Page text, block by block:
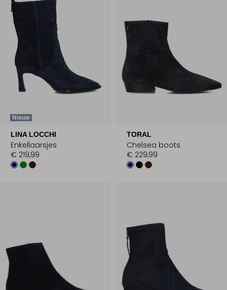
Nieuw
LINA LOCCHI
Enkellaarsjes
€ 219,99
TORAL
Chelsea boots
€ 229,99